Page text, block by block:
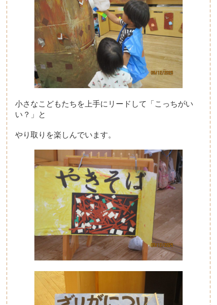
小さなこどもたちを上手にリードして「こっちがい
い？」と
やり取りを楽しんでいます。